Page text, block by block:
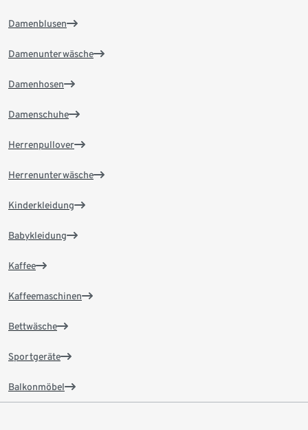
Damenblusen
Damenunterwäsche
Damenhosen
Damenschuhe
Herrenpullover
Herrenunterwäsche
Kinderkleidung
Babykleidung
Kaffee
Kaffeemaschinen
Bettwäsche
Sportgeräte
Balkonmöbel